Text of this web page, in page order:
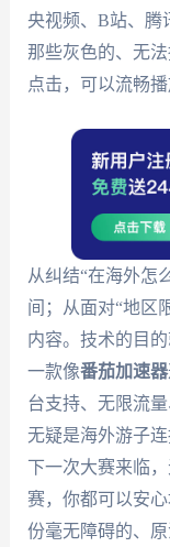
央视频、B站、腾
那些灰色的、无
点击，可以流畅
从纠结“在海外怎
间；从面对“地区
内容。技术的目
一款像番茄加速器
台支持、无限流
无疑是海外游子
下一次大赛来临
赛，你都可以安
份毫无障碍的、原